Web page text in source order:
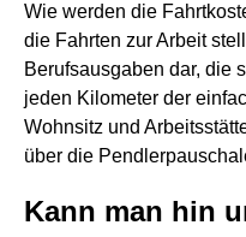
Wie werden die
die Fahrten zur Arbeit
Berufsausgaben dar, die
jeden Kilometer der
Wohnsitz und
über die
Kann man hin